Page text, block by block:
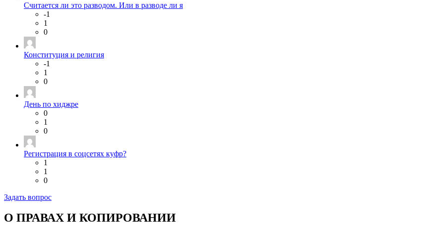
Считается ли это разводом. Или в разводе ли я
-1
1
0
Конституция и религия
-1
1
0
День по хиджре
0
1
0
Регистрация в соцсетях куфр?
1
1
0
Задать вопрос
О ПРАВАХ И КОПИРОВАНИИ